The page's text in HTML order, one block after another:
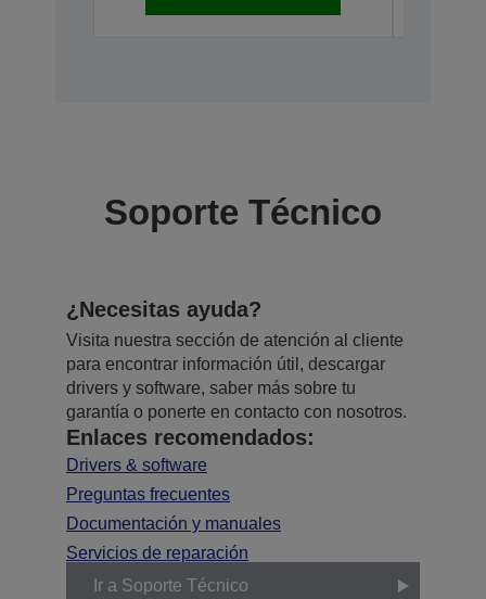
Soporte Técnico
¿Necesitas ayuda?
Visita nuestra sección de atención al cliente
para encontrar información útil, descargar
drivers y software, saber más sobre tu
garantía o ponerte en contacto con nosotros.
Enlaces recomendados:
Drivers & software
Preguntas frecuentes
Documentación y manuales
Servicios de reparación
Ir a Soporte Técnico